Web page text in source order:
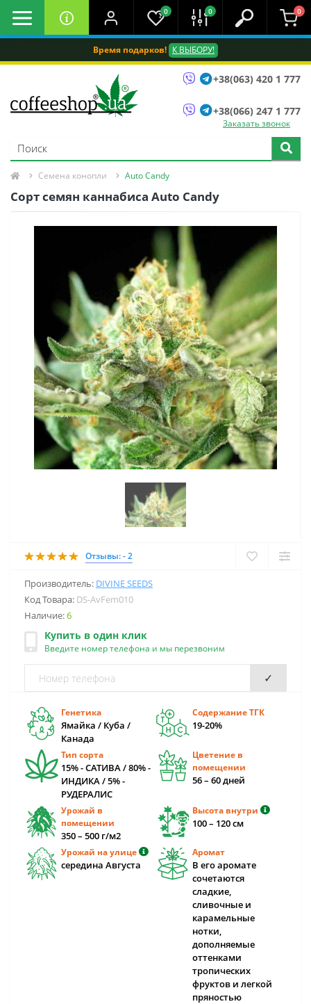
Время подарков! К ВЫБОРУ!
0 0 0
+38(063) 420 1 777
+38(066) 247 1 777
Заказать звонок
Семена конопли Auto Candy
Сорт семян каннабиса Auto Candy
Отзывы: - 2
Производитель: DIVINE SEEDS
Код Товара: DS-AvFem010
Наличие:6
Купить в один клик
Введите номер телефона и мы перезвоним
✓
Генетика
Ямайка / Куба /
Канада
Содержание ТГК
19-20%
Тип сорта
15% - САТИВА / 80% -
ИНДИКА / 5% -
РУДЕРАЛИС
Цветение в
помещении
56 – 60 дней
Урожай в
помещении
350 – 500 г/м2
Высота внутри
100 – 120 cм
Урожай на улице
середина Августа
Аромат
В его аромате
сочетаются
сладкие,
сливочные и
карамельные
нотки,
дополняемые
оттенками
тропических
фруктов и легкой
пряностью